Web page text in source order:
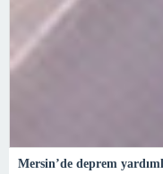
Mersin’de deprem